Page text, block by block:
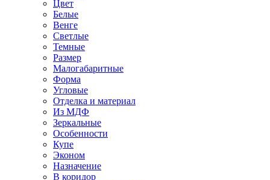
Цвет
Белые
Венге
Светлые
Темные
Размер
Малогабаритные
Форма
Угловые
Отделка и материал
Из МДФ
Зеркальные
Особенности
Купе
Эконом
Назначение
В коридор